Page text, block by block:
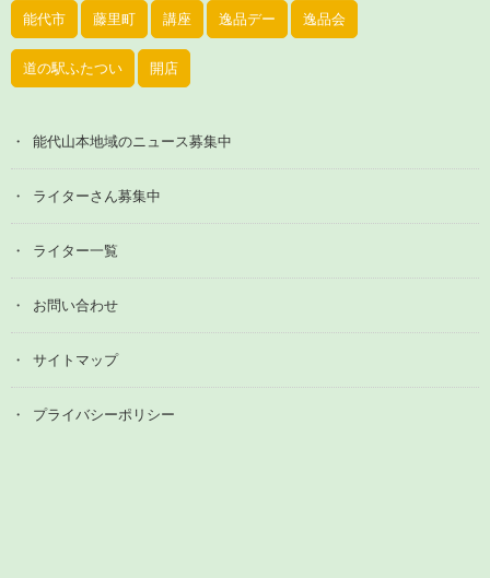
能代市 藤里町 講座 逸品デー 逸品会
道の駅ふたつい 開店
能代山本地域のニュース募集中
ライターさん募集中
ライター一覧
お問い合わせ
サイトマップ
プライバシーポリシー